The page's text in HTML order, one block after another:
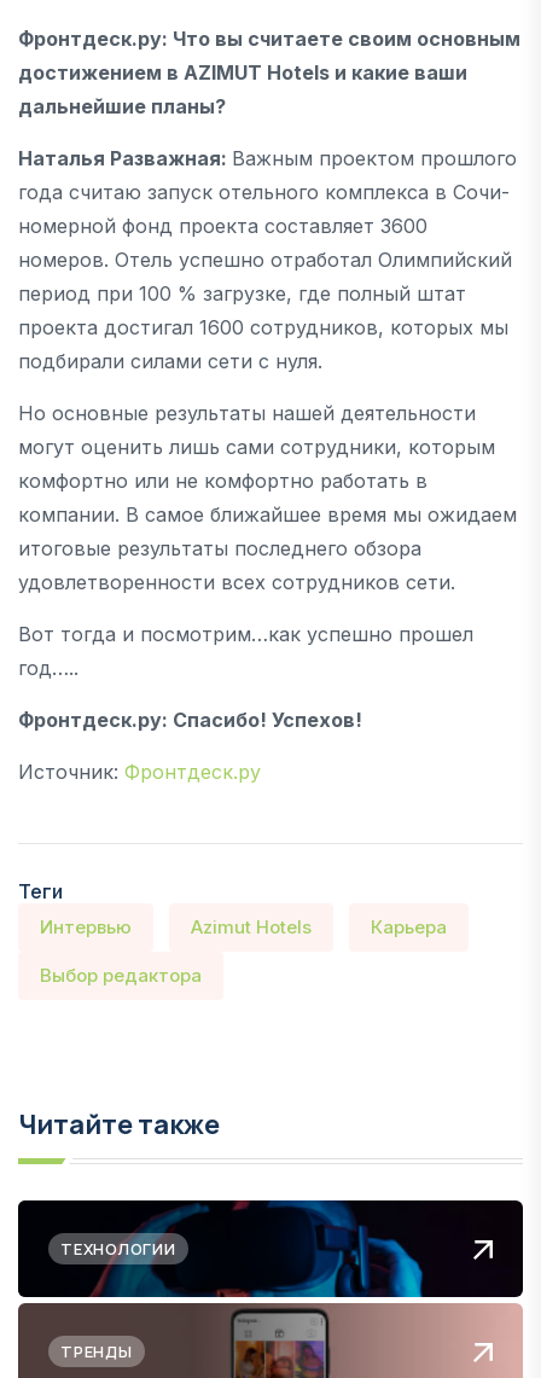
Фронтдеск.ру: Что вы считаете своим основным
достижением в AZIMUT Hotels и какие ваши
дальнейшие планы?
Наталья Разважная: Важным проектом прошлого
года считаю запуск отельного комплекса в Сочи-
номерной фонд проекта составляет 3600
номеров. Отель успешно отработал Олимпийский
период при 100 % загрузке, где полный штат
проекта достигал 1600 сотрудников, которых мы
подбирали силами сети с нуля.
Но основные результаты нашей деятельности
могут оценить лишь сами сотрудники, которым
комфортно или не комфортно работать в
компании. В самое ближайшее время мы ожидаем
итоговые результаты последнего обзора
удовлетворенности всех сотрудников сети.
Вот тогда и посмотрим…как успешно прошел
год…..
Фронтдеск.ру: Спасибо! Успехов!
Источник: Фронтдеск.ру
Теги
Интервью Azimut Hotels Карьера
Выбор редактора
Читайте также
ТЕХНОЛОГИИ
ТРЕНДЫ